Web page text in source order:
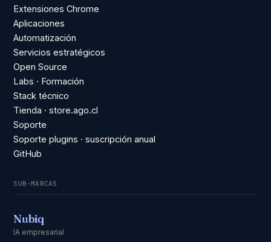
Extensiones Chrome
Aplicaciones
Automatización
Servicios estratégicos
Open Source
Labs · Formación
Stack técnico
Tienda · store.ago.cl
Soporte
Soporte plugins · suscripción anual
GitHub
SUB-MARCAS
Nubiq
IA empresarial